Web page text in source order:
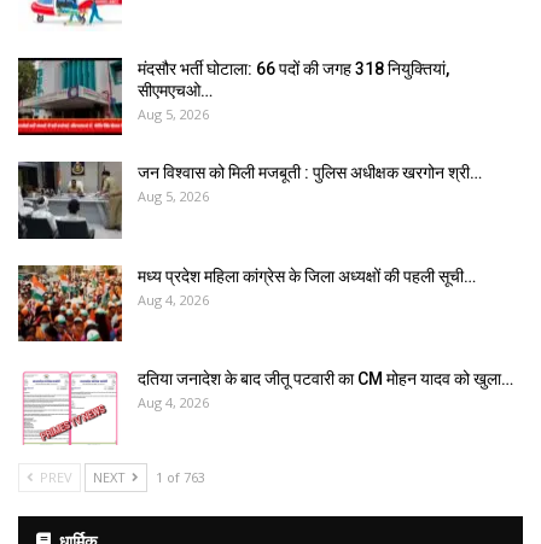
मंदसौर भर्ती घोटाला: 66 पदों की जगह 318 नियुक्तियां,
सीएमएचओ…
Aug 5, 2026
जन विश्वास को मिली मजबूती : पुलिस अधीक्षक खरगोन श्री…
Aug 5, 2026
मध्य प्रदेश महिला कांग्रेस के जिला अध्यक्षों की पहली सूची…
Aug 4, 2026
दतिया जनादेश के बाद जीतू पटवारी का CM मोहन यादव को खुला…
Aug 4, 2026
PREV NEXT 1 of 763